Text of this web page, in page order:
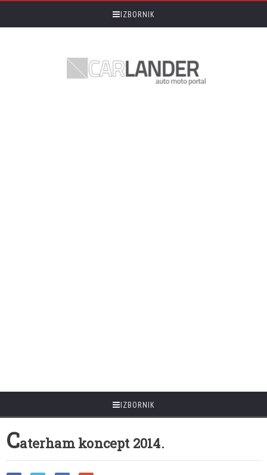
IZBORNIK
IZBORNIK
Caterham koncept 2014.